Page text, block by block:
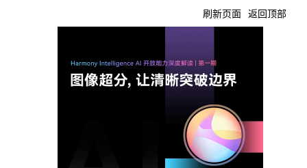
刷新页面 返回顶部